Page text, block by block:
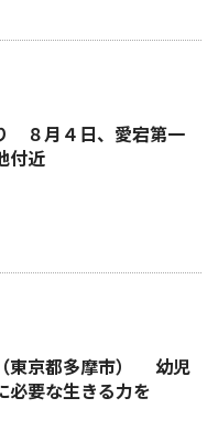
８月４日、愛宕第一
付近
東京都多摩市） 幼児
必要な生きる力を